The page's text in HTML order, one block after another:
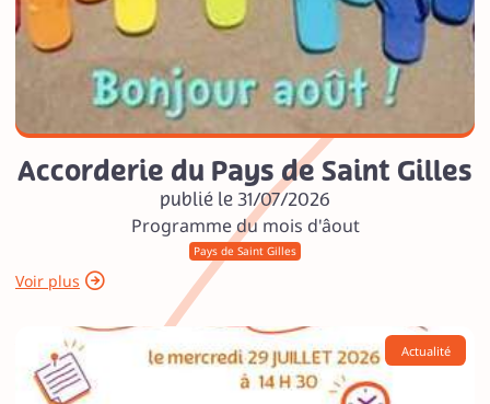
Accorderie du Pays de Saint Gilles
publié le 31/07/2026
Programme du mois d'âout
Pays de Saint Gilles
Voir plus
Actualité